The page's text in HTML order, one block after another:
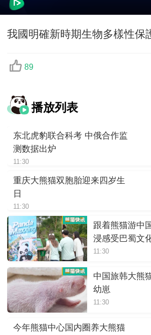
我國明確新時期生物多樣性保
89
播放列表
东北虎豹联合科考 中俄合作监
测数据出炉
11:30
重庆大熊猫双胞胎迎来四岁生
日
11:30
跟着熊猫游中
浸感受巴蜀文
11:30
中国旅韩大熊
幼崽
11:30
今年熊猫中心国内圈养大熊猫